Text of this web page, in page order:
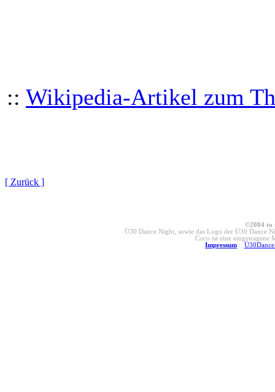
:: Wikipedia-Artikel zum
[ Zurück ]
©2004 to
Ü30 Dance Night, sowie das Logo der Ü30 Dance
Coco ist eine eingetragene
Impressum ::